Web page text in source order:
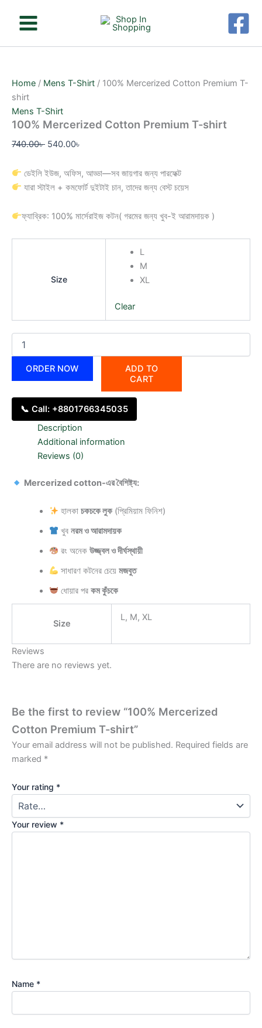
Sale!
Home / Mens T-Shirt / 100% Mercerized Cotton Premium T-
shirt
Mens T-Shirt
100% Mercerized Cotton Premium T-shirt
740.00৳
740.00৳ .
540.00৳
540.00৳ .
ডেইলি ইউজ, অফিস, আড্ডা—সব জায়গার জন্য পারফেক্ট
যারা স্টাইল + কমফোর্ট দুইটাই চান, তাদের জন্য বেস্ট চয়েস
ফ্যাব্রিক: 100% মার্সেরাইজ কটন( গরমের জন্য খুব-ই আরামদায়ক )
Size
L
M
XL
Clear
Mercerized
Cotton
ORDER NOW
ADD TO
CART
📞 Call: +8801766345035
Description
Additional information
Reviews (0)
Mercerized cotton-এর বৈশিষ্ট্য:
হালকাচকচকে লুক (প্রিমিয়াম ফিনিশ)
খুবনরম ও আরামদায়ক
রং অনেকউজ্জ্বল ও দীর্ঘস্থায়ী
সাধারণ কটনের চেয়েমজবুত
ধোয়ার পরকম কুঁচকে
Size
L, M, XL
Reviews
There are no reviews yet.
Be the first to review “100% Mercerized
Cotton Premium T-shirt”
Your email address will not be published. Required fields are
marked *
Your rating *
Your review *
Name *
Sale!
Sale!
740.00৳ .
price
is:
540.00৳ .
Sale!
Sale!
740.00৳ .
price
is:
540.00৳ .
Sale!
Sale!
740.00৳ .
price
is:
540.00৳ .
Sale!
Sale!
740.00৳ .
price
is:
540.00৳ .